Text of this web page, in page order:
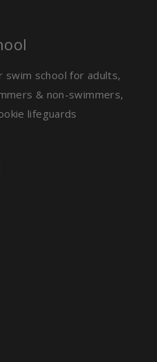
swim school for adults,
& non-swimmers,
lifeguards